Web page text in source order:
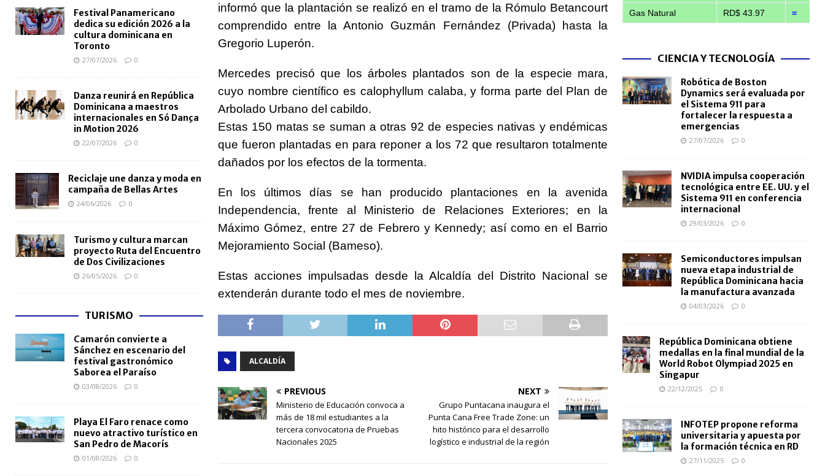
informó que la plantación se realizó en el tramo de la Rómulo Betancourt
comprendido entre la Antonio Guzmán Fernández (Privada) hasta la
Gregorio Luperón.
Mercedes precisó que los árboles plantados son de la especie mara,
cuyo nombre científico es calophyllum calaba, y forma parte del Plan de
Arbolado Urbano del cabildo.
Estas 150 matas se suman a otras 92 de especies nativas y endémicas
que fueron plantadas en para reponer a los 72 que resultaron totalmente
dañados por los efectos de la tormenta.
En los últimos días se han producido plantaciones en la avenida
Independencia, frente al Ministerio de Relaciones Exteriores; en la
Máximo Gómez, entre 27 de Febrero y Kennedy; así como en el Barrio
Mejoramiento Social (Bameso).
Estas acciones impulsadas desde la Alcaldía del Distrito Nacional se
extenderán durante todo el mes de noviembre.
ALCALDÍA
PREVIOUS
Ministerio de Educación convoca a
más de 18 mil estudiantes a la
tercera convocatoria de Pruebas
Nacionales 2025
NEXT
Grupo Puntacana inaugura el
Punta Cana Free Trade Zone: un
hito histórico para el desarrollo
logístico e industrial de la región
Festival Panamericano
dedica su edición 2026 a la
cultura dominicana en
Toronto
27/07/2026 0
Danza reunirá en República
Dominicana a maestros
internacionales en Só Dança
in Motion 2026
22/07/2026 0
Reciclaje une danza y moda en
campaña de Bellas Artes
24/06/2026 0
Turismo y cultura marcan
proyecto Ruta del Encuentro
de Dos Civilizaciones
26/05/2026 0
TURISMO
Camarón convierte a
Sánchez en escenario del
festival gastronómico
Saborea el Paraíso
03/08/2026 0
Playa El Faro renace como
nuevo atractivo turístico en
San Pedro de Macorís
01/08/2026 0
Gas Natural RD$ 43.97 =
CIENCIA Y TECNOLOGÍA
Robótica de Boston
Dynamics será evaluada por
el Sistema 911 para
fortalecer la respuesta a
emergencias
27/07/2026 0
NVIDIA impulsa cooperación
tecnológica entre EE. UU. y el
Sistema 911 en conferencia
internacional
29/03/2026 0
Semiconductores impulsan
nueva etapa industrial de
República Dominicana hacia
la manufactura avanzada
04/03/2026 0
República Dominicana obtiene
medallas en la final mundial de la
World Robot Olympiad 2025 en
Singapur
22/12/2025 0
INFOTEP propone reforma
universitaria y apuesta por
la formación técnica en RD
27/11/2025 0